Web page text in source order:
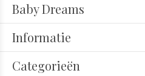
Baby Dreams
Informatie
Categorieën